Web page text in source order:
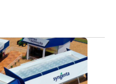
estrutura às
cada detalhe para
e
passamos. O
em grandes